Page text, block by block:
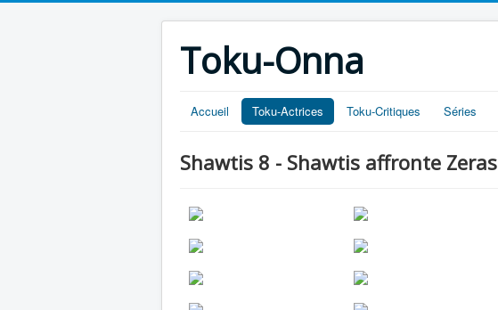
Toku-Onna
Accueil Toku-Actrices Toku-Critiques Séries
Shawtis 8 - Shawtis affronte Zeras